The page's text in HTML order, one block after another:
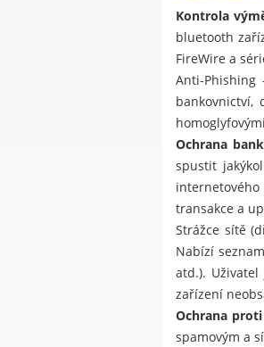
Kontrola
bluetooth
FireWire a
Anti-
bankovnictví,
Ochrana
spustit
transakce a
Strážce sítě
Nabízí
atd.).
zařízení
Ochrana
spamovým a